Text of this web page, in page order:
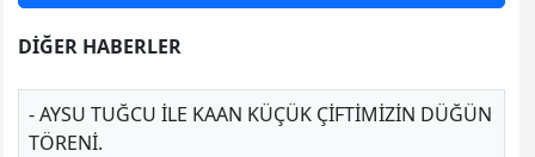
DİĞER HABERLER
- AYSU TUĞCU ILE KAAN KÜÇÜK ÇIFTIMIZIN DÜĞÜN
TÖRENI.